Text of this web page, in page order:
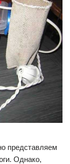
представляем
Однако,